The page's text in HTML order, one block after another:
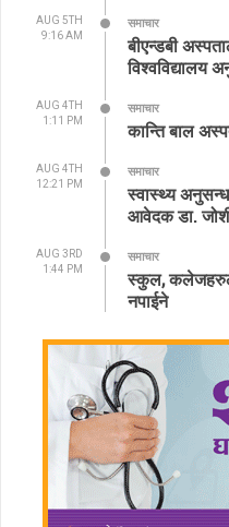
AUG 5TH
9:16 AM
समाचार
बीएन्डबी
विश्वविद्यालय
AUG 4TH
1:11 PM
समाचार
कान्ति बाल
AUG 4TH
12:21 PM
समाचार
स्वास्थ्य
आवेदक डा.
AUG 3RD
1:44 PM
समाचार
स्कुल, कलेजहरुले
नपाईने